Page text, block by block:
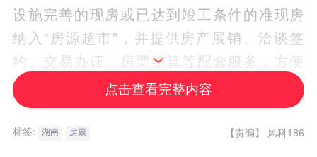
设施完善的现房或已达到竣工条件的准现房
纳入“房源超市”，并提供房产展销、洽谈签
约、交易办证、房票结算等配套服务，方便
群众看房选房。
为规范操作，湖南要求对房票的印制、发
点击查看完整内容
标签: 湖南 房票 【责编】 风科186